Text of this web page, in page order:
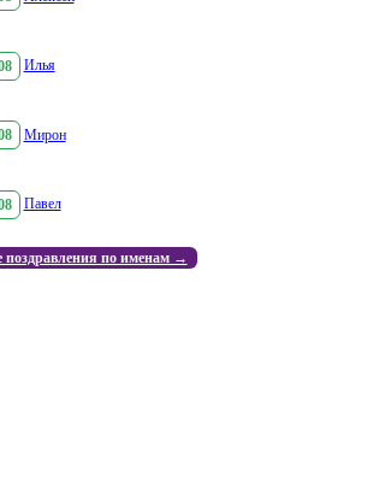
Илья
Мирон
Павел
поздравления по именам →